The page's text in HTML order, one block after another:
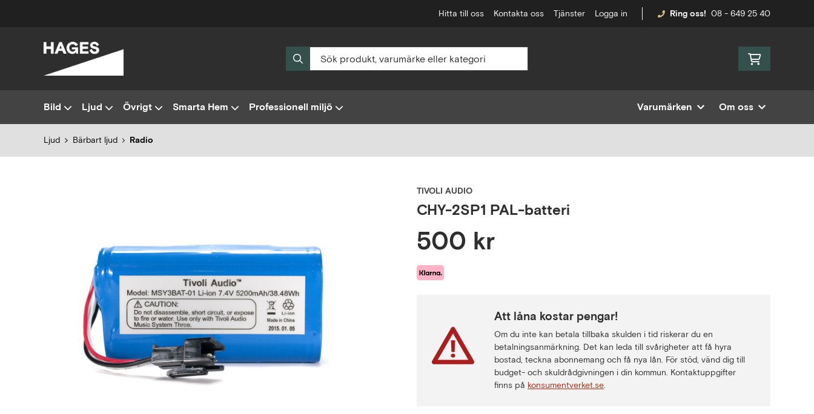
Hitta till oss Kontakta oss Tjänster Logga in Ring oss! 08 - 649 25 40
Bild Ljud Övrigt Smarta Hem Professionell miljö Varumärken Om oss
Ljud Bärbart ljud Radio
TIVOLI AUDIO
CHY-2SP1 PAL-batteri
500 kr
Att låna kostar pengar!
Om du inte kan betala tillbaka skulden i tid riskerar du en
betalningsanmärkning. Det kan leda till svårigheter att få hyra
bostad, teckna abonnemang och få nya lån. För stöd, vänd dig till
budget- och skuldrådgivningen i din kommun. Kontaktuppgifter
finns på konsumentverket.se